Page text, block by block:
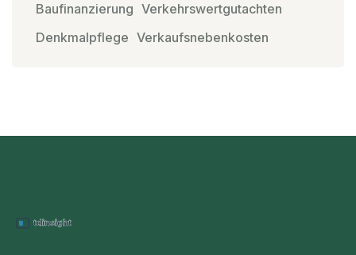
Baufinanzierung Verkehrswertgutachten
Denkmalpflege Verkaufsnebenkosten